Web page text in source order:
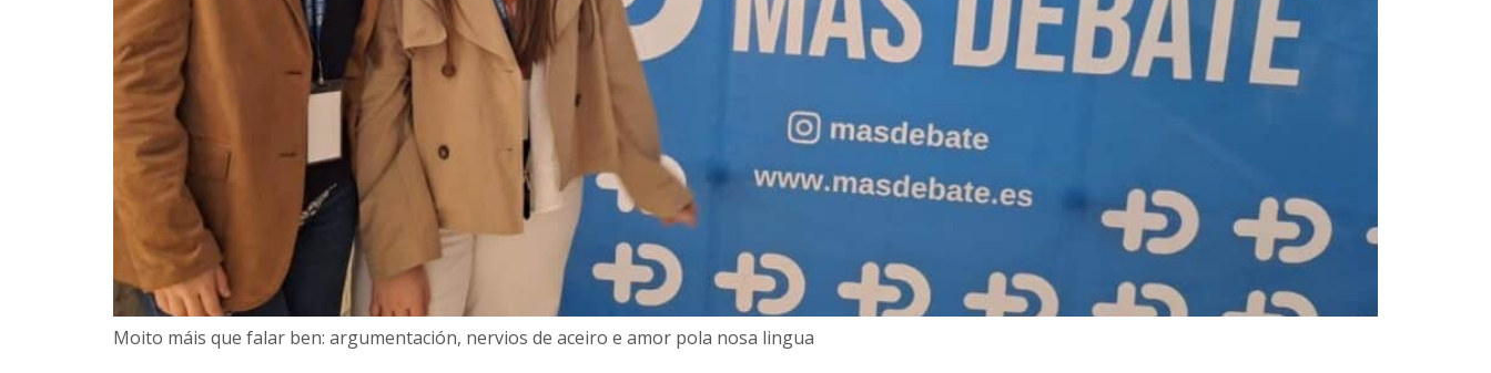
Moito máis que falar ben: argumentación, nervios de aceiro e amor pola nosa lingua